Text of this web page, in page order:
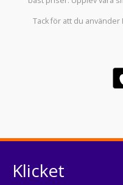
Tack för att du använder
Klicket